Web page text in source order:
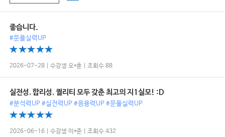
좋습니다.
#문풀실력UP
2026-07-28 | 수강생 오*훈 | 조회수 88
실전성, 합리성, 퀄리티 모두 갖춘 최고의 지1실모! :D
#분석력UP #실전력UP #응용력UP #문풀실력UP
2026-06-16 | 수강생 이*준 | 조회수 432